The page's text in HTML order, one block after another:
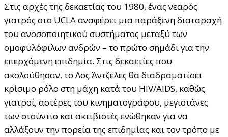
Στις αρχές της δεκαετίας του 1980, ένας νεαρός
γιατρός στο UCLA αναφέρει μια παράξενη διαταραχή
του ανοσοποιητικού συστήματος μεταξύ των
ομοφυλόφιλων ανδρών – το πρώτο σημάδι για την
επερχόμενη επιδημία. Στις δεκαετίες που
ακολούθησαν, το Λος Άντζελες θα διαδραματίσει
κρίσιμο ρόλο στη μάχη κατά του HIV/AIDS, καθώς
γιατροί, αστέρες του κινηματογράφου, μεγιστάνες
των στούντιο και ακτιβιστές ενώθηκαν για να
αλλάξουν την πορεία της επιδημίας και τον τρόπο με